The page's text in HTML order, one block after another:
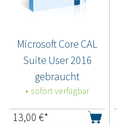
Microsoft Core CAL
Suite User 2016
gebraucht
sofort verfügbar
13,00 €*